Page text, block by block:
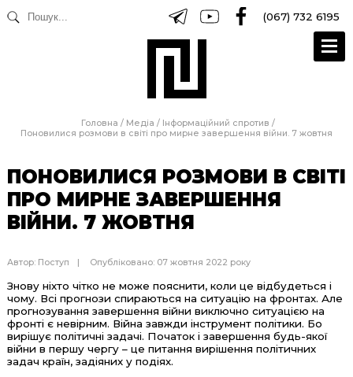
(067) 732 6195
Головна / Медіа / Інформаційний спротив /
Поновилися розмови в світі про мирне завершення війни. 7 жовтня
ПОНОВИЛИСЯ РОЗМОВИ В СВІТІ
ПРО МИРНЕ ЗАВЕРШЕННЯ
ВІЙНИ. 7 ЖОВТНЯ
Автор: Поступ Опубліковано: 07 жовтня 2022 року
Знову ніхто чітко не може пояснити, коли це відбудеться і
чому. Всі прогнози спираються на ситуацію на фронтах. Але
прогнозування завершення війни виключно ситуацією на
фронті є невірним. Війна завжди інструмент політики. Бо
вирішує політичні задачі. Початок і завершення будь-якої
війни в першу чергу – це питання вирішення політичних
задач країн, задіяних у подіях.